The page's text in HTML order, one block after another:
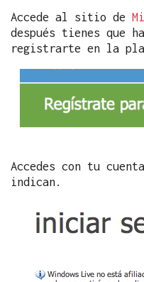
Accede al sitio de
después tienes que
registrarte en la
Accedes con tu
indican.